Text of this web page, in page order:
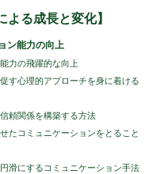
よる成長と変化】
ン能力の向上
力の飛躍的な向上
す心理的アプローチを身に着ける
頼関係を構築する方法
たコミュニケーションをとること
滑にするコミュニケーション手法